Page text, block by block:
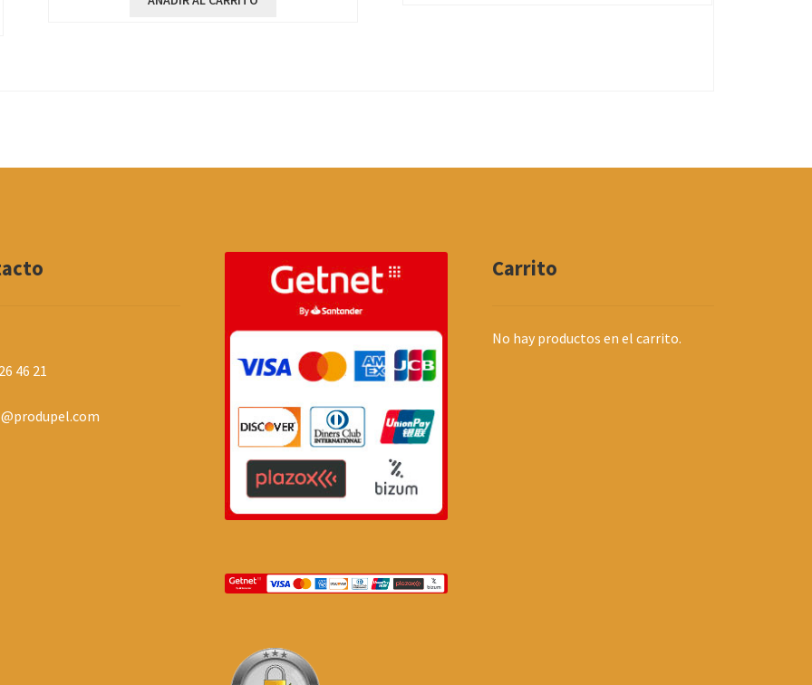
46 21
Carrito
No hay productos en el carrito.